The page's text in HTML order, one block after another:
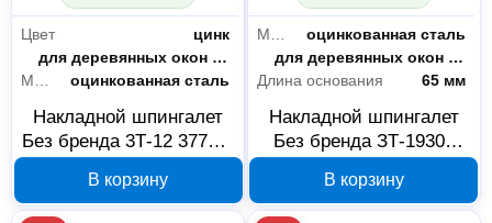
Цвет
цинк
Назначение
для деревянных окон и дверей
оцинкованная сталь
Накладной шпингалет
Без бренда 3Т-12 37735-
В корзину
оцинкованная сталь
Назначение
для деревянных окон и дверей
Длина основания
65 мм
Накладной шпингалет
Без бренда ЗТ-19305
В корзину